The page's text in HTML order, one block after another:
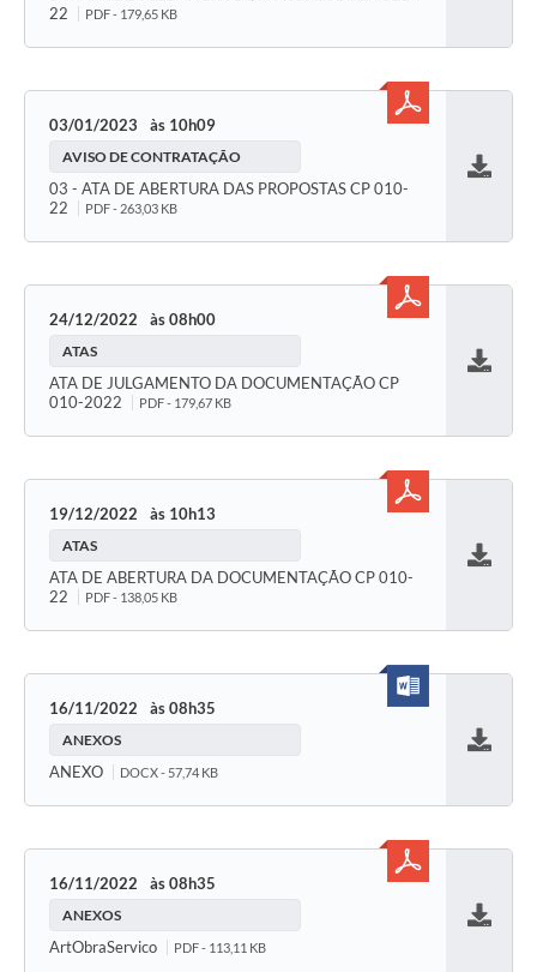
22
PDF - 179,65 KB
03/01/2023 10h09
AVISO DE CONTRATAÇÃO
03 - ATA DE ABERTURA DAS PROPOSTAS CP 010-
22
PDF - 263,03 KB
24/12/2022 08h00
ATAS
ATA DE JULGAMENTO DA DOCUMENTAÇÃO CP
010-2022
PDF - 179,67 KB
19/12/2022 10h13
ATAS
ATA DE ABERTURA DA DOCUMENTAÇÃO CP 010-
22
PDF - 138,05 KB
16/11/2022 08h35
ANEXOS
ANEXO DOCX - 57,74 KB
16/11/2022 08h35
ANEXOS
ArtObraServico PDF - 113,11 KB